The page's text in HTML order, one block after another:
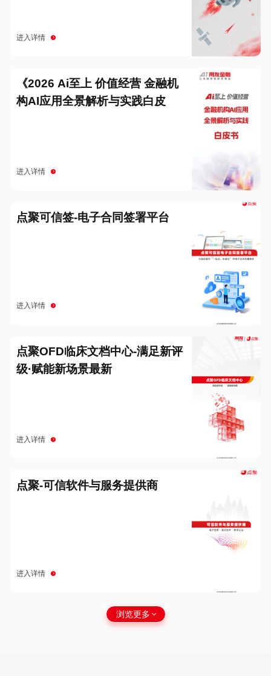
进入详情
《2026 Ai至上 价值经营 金融机
构AI应用全景解析与实践白皮
进入详情
点聚可信签-电子合同签署平台
进入详情
点聚OFD临床文档中心-满足新评
级·赋能新场景最新
进入详情
点聚-可信软件与服务提供商
进入详情
浏览更多